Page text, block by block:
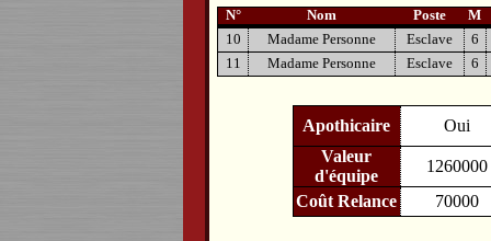
N° Nom Poste
M
10
Madame Personne Esclave
6
11
Madame Personne Esclave 6
Apothicaire
Oui
Valeur
d'équipe
1260000
Coût Relance
70000